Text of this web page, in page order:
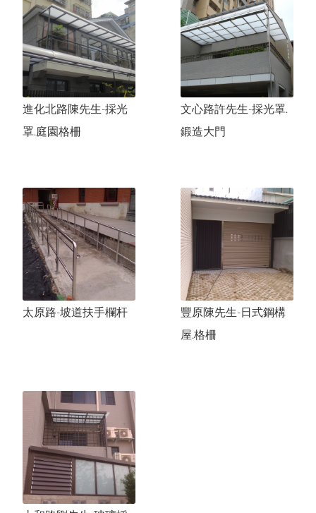
進化北路陳先生-採光
罩.庭園格柵
文心路許先生-採光罩.
鍛造大門
太原路-坡道扶手欄杆
豐原陳先生-日式鋼構
屋.格柵